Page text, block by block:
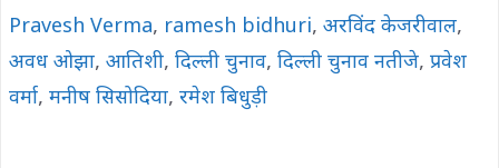
Pravesh Verma, ramesh bidhuri, अरविंद केजरीवाल,
अवध ओझा, आतिशी, दिल्ली चुनाव, दिल्ली चुनाव नतीजे, प्रवेश
वर्मा, मनीष सिसोदिया, रमेश बिधुड़ी